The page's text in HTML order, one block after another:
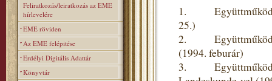
Feliratkozás/leiratkozás az EME
hírlevelére
EME röviden
Az EME felépitése
Erdélyi Digitális Adattár
Könyvtár
1. Együttműködési
25.)
2. Együttműködési
(1994. feburár)
3. Együttműködési